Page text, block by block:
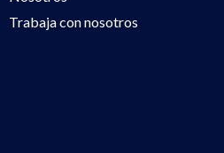
Trabaja con nosotros